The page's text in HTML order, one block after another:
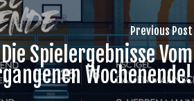
Previous Post
Die Spielergebnisse Vom
Wochenende!